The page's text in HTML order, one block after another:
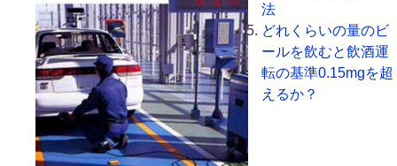
法
どれくらいの量のビ
ールを飲むと飲酒運
転の基準0.15mgを超
えるか？